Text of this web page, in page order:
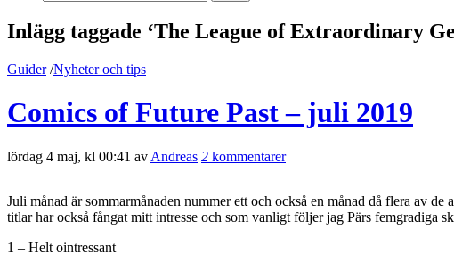
Inlägg taggade ‘The League of Extraordinary
Guider/Nyheter och tips
Comics of Future Past – juli 2019
lördag 4 maj, kl 00:41 av Andreas 2 kommentarer
Juli månad är sommarmånaden nummer ett och också en månad då flera av
titlar har också fångat mitt intresse och som vanligt följer jag Pärs femgradiga
1 – Helt ointressant